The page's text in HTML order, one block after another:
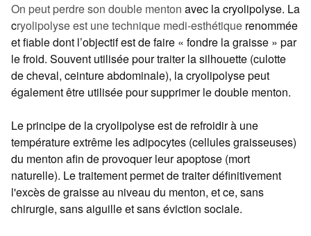
On peut perdre son double menton avec la cryolipolyse. La
cryolipolyse est une technique medi-esthétique renommée
et fiable dont l’objectif est de faire « fondre la graisse » par
le froid. Souvent utilisée pour traiter la silhouette (culotte
de cheval, ceinture abdominale), la cryolipolyse peut
également être utilisée pour supprimer le double menton.
Le principe de la cryolipolyse est de refroidir à une
température extrême les adipocytes (cellules graisseuses)
du menton afin de provoquer leur apoptose (mort
naturelle). Le traitement permet de traiter définitivement
l'excès de graisse au niveau du menton, et ce, sans
chirurgie, sans aiguille et sans éviction sociale.